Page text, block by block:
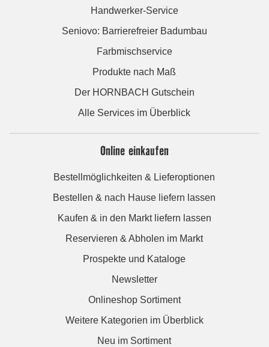
Handwerker-Service
Seniovo: Barrierefreier Badumbau
Farbmischservice
Produkte nach Maß
Der HORNBACH Gutschein
Alle Services im Überblick
Online einkaufen
Bestellmöglichkeiten & Lieferoptionen
Bestellen & nach Hause liefern lassen
Kaufen & in den Markt liefern lassen
Reservieren & Abholen im Markt
Prospekte und Kataloge
Newsletter
Onlineshop Sortiment
Weitere Kategorien im Überblick
Neu im Sortiment